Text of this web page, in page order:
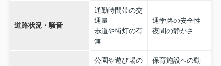
道路状況・騒音
通勤時間帯の交
通量
歩道や街灯の有
無
通学路の安全性
夜間の静かさ
公園や遊び場の
保育施設への動